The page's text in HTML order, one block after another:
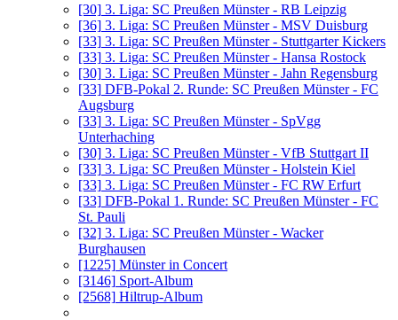
[30] 3. Liga: SC Preußen Münster - RB Leipzig
[36] 3. Liga: SC Preußen Münster - MSV Duisburg
[33] 3. Liga: SC Preußen Münster - Stuttgarter Kickers
[33] 3. Liga: SC Preußen Münster - Hansa Rostock
[30] 3. Liga: SC Preußen Münster - Jahn Regensburg
[33] DFB-Pokal 2. Runde: SC Preußen Münster - FC
Augsburg
[33] 3. Liga: SC Preußen Münster - SpVgg
Unterhaching
[30] 3. Liga: SC Preußen Münster - VfB Stuttgart II
[33] 3. Liga: SC Preußen Münster - Holstein Kiel
[33] 3. Liga: SC Preußen Münster - FC RW Erfurt
[33] DFB-Pokal 1. Runde: SC Preußen Münster - FC
St. Pauli
[32] 3. Liga: SC Preußen Münster - Wacker
Burghausen
[1225] Münster in Concert
[3146] Sport-Album
[2568] Hiltrup-Album